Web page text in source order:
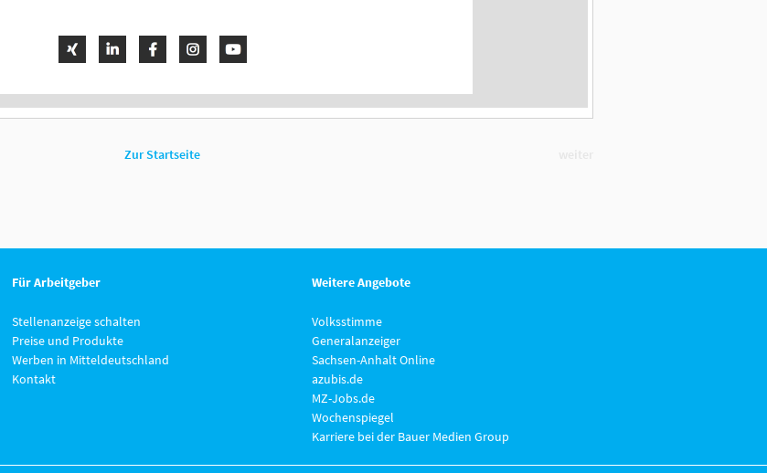
Zur Startseite
Für Arbeitgeber
Stellenanzeige schalten
Preise und Produkte
Werben in Mitteldeutschland
Kontakt
Weitere Angebote
Volksstimme
Generalanzeiger
Sachsen-Anhalt Online
azubis.de
MZ-Jobs.de
Wochenspiegel
Karriere bei der Bauer Medien Group